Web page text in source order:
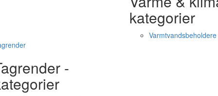
kategorier
Varmtvandsbeholdere
-